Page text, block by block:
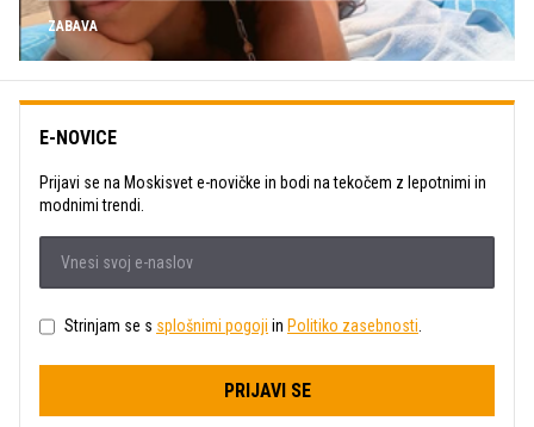
ZABAVA
E-NOVICE
Prijavi se na Moskisvet e-novičke in bodi na tekočem z lepotnimi in
modnimi trendi.
Strinjam se s splošnimi pogoji in Politiko zasebnosti
PRIJAVI SE